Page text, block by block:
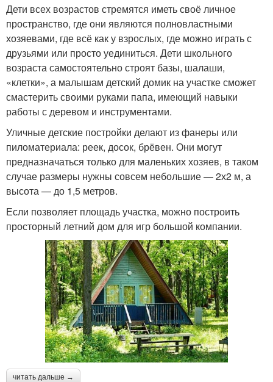
Дети всех возрастов стремятся иметь своё личное
пространство, где они являются полновластными
хозяевами, где всё как у взрослых, где можно играть с
друзьями или просто уединиться. Дети школьного
возраста самостоятельно строят базы, шалаши,
«клетки», а малышам детский домик на участке сможет
смастерить своими руками папа, имеющий навыки
работы с деревом и инструментами.
Уличные детские постройки делают из фанеры или
пиломатериала: реек, досок, брёвен. Они могут
предназначаться только для маленьких хозяев, в таком
случае размеры нужны совсем небольшие — 2х2 м, а
высота — до 1,5 метров.
Если позволяет площадь участка, можно построить
просторный летний дом для игр большой компании.
читать дальше →